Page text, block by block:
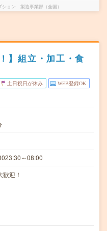
ョン 製造事業部（全国）
】組立・加工・食
土日祝日が休み WEB登録OK
～08:00
迎！